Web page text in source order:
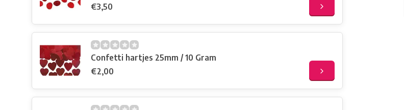
€3,50
Confetti hartjes 25mm / 10 Gram
€2,00